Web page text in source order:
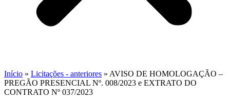
Início » Licitações - anteriores » AVISO DE HOMOLOGAÇÃO –
PREGÃO PRESENCIAL Nº. 008/2023 e EXTRATO DO
CONTRATO Nº 037/2023